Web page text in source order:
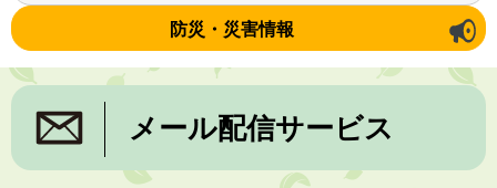
防災・災害情報
メール配信サービス